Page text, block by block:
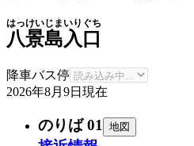
八景島入口
はっけいじまいりぐち
降車バス停
2026年8月9日 現在
のりば 01 地図